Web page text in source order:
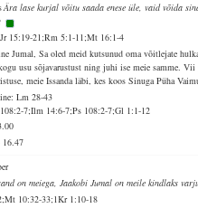
Ära lase kurjal võitu saada enese üle, vaid võida
15:19-21;Rm 5:1-11;Mt 16:1-4
Jumal, Sa oled meid kutsunud oma võitlejate
usu sõjavarustust ning juhi ise meie samme.
meie Issanda läbi, kes koos Sinuga Püha
Lm 28-43
7;Ilm 14:6-7;Ps 108:2-7;Gl 1:1-12
16.47
on meiega, Jaakobi Jumal on meile kindlaks
10:32-33;1Kr 1:10-18